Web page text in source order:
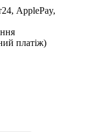
ApplePay,
платіж)